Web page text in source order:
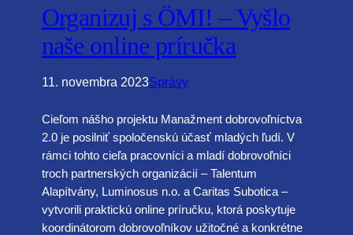
Organizuj s ÖMI! – Vyšlo
naše online príručka
11. novembra 2023Správy
Cieľom nášho projektu Manažment dobrovoľníctva
2.0 je posilniť spoločenskú účasť mladých ľudí. V
rámci tohto cieľa pracovníci a mladí dobrovoľníci
troch partnerských organizácií – Talentum
Alapítvány, Luminosus n.o. a Caritas Subotica –
vytvorili praktickú online príručku, ktorá poskytuje
koordinátorom dobrovoľníkov užitočné a konkrétne